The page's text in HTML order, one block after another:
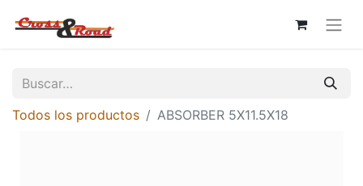
Todos los productos ABSORBER 5X11.5X18